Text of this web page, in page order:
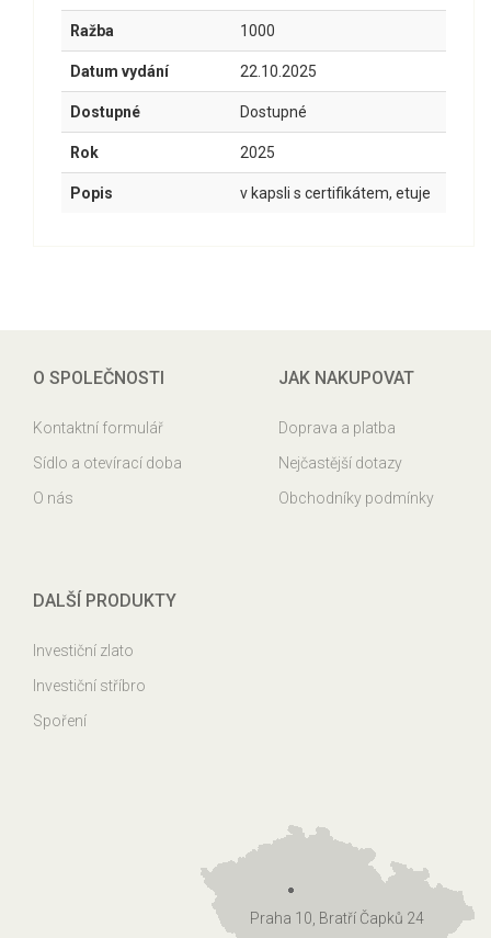
Ražba 1000
Datum vydání 22.10.2025
Dostupné Dostupné
Rok 2025
Popis v kapsli s certifikátem, etuje
O SPOLEČNOSTI
Kontaktní formulář
Sídlo a otevírací doba
O nás
JAK NAKUPOVAT
Doprava a platba
Nejčastější dotazy
Obchodníky podmínky
DALŠÍ PRODUKTY
Investiční zlato
Investiční stříbro
Spoření
Praha 10, Bratří Čapků 24